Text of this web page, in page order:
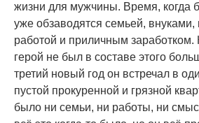
жизни для мужчины. Время, когда
уже обзаводятся семьей, внуками,
работой и приличным
герой не был в составе этого
третий новый год он встречал в
пустой прокуренной и грязной
было ни семьи, ни работы, ни